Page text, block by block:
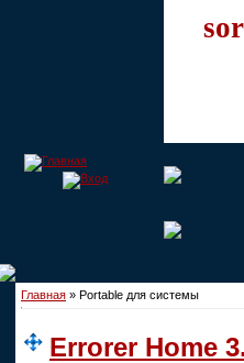
Главная » Portable для системы
Errorer Home